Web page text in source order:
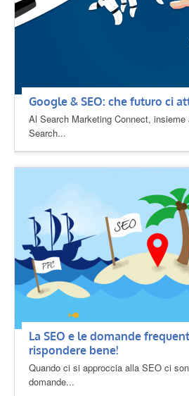
Google & SEO: che futuro ci
Al Search Marketing Connect, insieme
Search...
La SEO e le domande
rispondere bene!
Quando ci si approccia alla SEO ci
domande...